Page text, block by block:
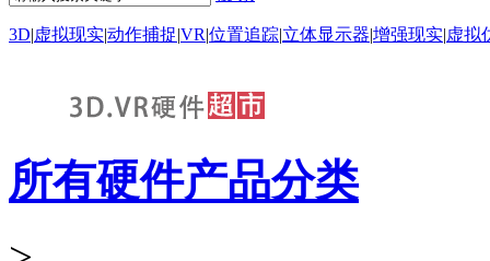
3D|虚拟现实|动作捕捉|VR|位置追踪|立体显示器|增强现实|虚拟
所有硬件产品分类